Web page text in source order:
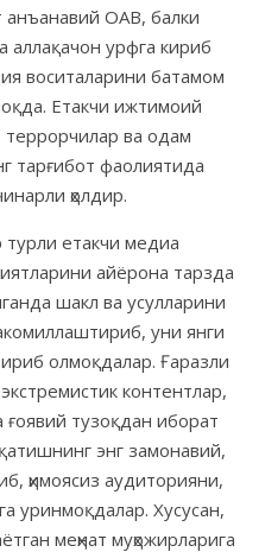
ОАВ, балки
аллақачон урфга кириб
воситаларини батамом
Етакчи ижтимоий
ва одам
тарғибот фаолиятида
ҳолдир.
турли етакчи медиа
айёрона тарзда
шакл ва усулларини
уни янги
олмоқдалар. Ғаразли
контентлар,
ғоявий тузоқдан иборат
энг замонавий,
ҳимоясиз аудиторияни,
уринмоқдалар. Хусусан,
меҳнат муҳожирларига